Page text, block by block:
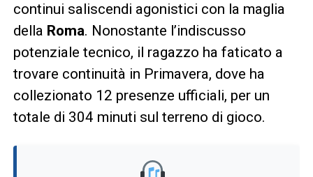
continui saliscendi agonistici con la maglia
della Roma. Nonostante l’indiscusso
potenziale tecnico, il ragazzo ha faticato a
trovare continuità in Primavera, dove ha
collezionato 12 presenze ufficiali, per un
totale di 304 minuti sul terreno di gioco.